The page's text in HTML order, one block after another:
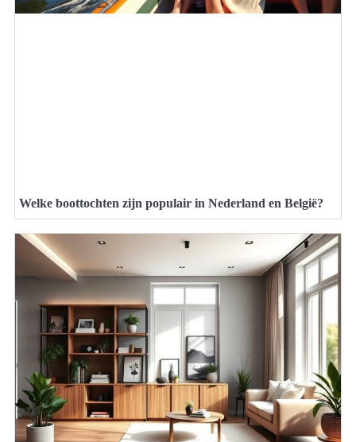
Welke boottochten zijn populair in Nederland en België?